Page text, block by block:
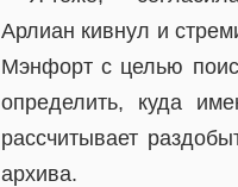
Арлиан кивнул и
Мэнфорт с целью
определить, куда
рассчитывает
архива.